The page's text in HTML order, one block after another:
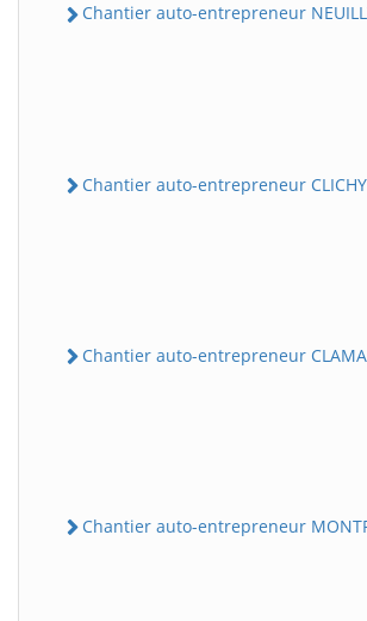
Chantier auto-entrepreneur
Chantier auto-entrepreneur CLICHY
Chantier auto-entrepreneur
Chantier auto-entrepreneur